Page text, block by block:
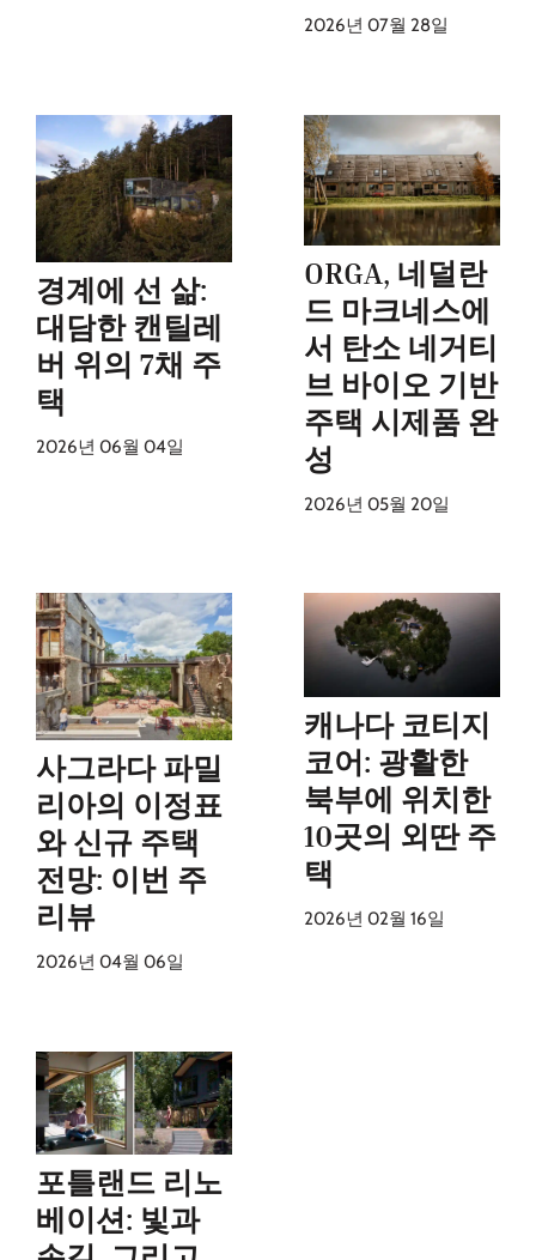
2026년 07월 28일
경계에 선 삶:
대담한 캔틸레
버 위의 7채 주
택
2026년 06월 04일
ORGA, 네덜란
드 마크네스에
서 탄소 네거티
브 바이오 기반
주택 시제품 완
성
2026년 05월 20일
사그라다 파밀
리아의 이정표
와 신규 주택
전망: 이번 주
리뷰
2026년 04월 06일
캐나다 코티지
코어: 광활한
북부에 위치한
10곳의 외딴 주
택
2026년 02월 16일
포틀랜드 리노
베이션: 빛과